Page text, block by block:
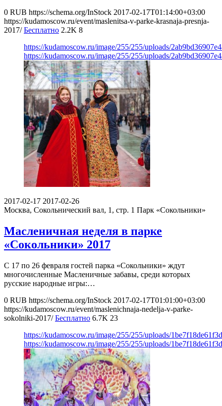
0 RUB https://schema.org/InStock 2017-02-17T01:14:00+03:00
https://kudamoscow.ru/event/maslenitsa-v-parke-krasnaja-presnja-
2017/ Бесплатно 2.2K 8
https://kudamoscow.ru/image/255/255/uploads/
https://kudamoscow.ru/image/255/255/uploads/
2017-02-17 2017-02-26
Москва, Сокольнический вал, 1, стр. 1 Парк «Сокольники»
Масленичная неделя в парке
«Сокольники» 2017
C 17 по 26 февраля гостей парка «Сокольники» ждут
многочисленные Масленичные забавы, среди которых
русские народные игры:…
0 RUB https://schema.org/InStock 2017-02-17T01:01:00+03:00
https://kudamoscow.ru/event/maslenichnaja-nedelja-v-parke-
sokolniki-2017/ Бесплатно 6.7K 23
https://kudamoscow.ru/image/255/255/uploads/
https://kudamoscow.ru/image/255/255/uploads/